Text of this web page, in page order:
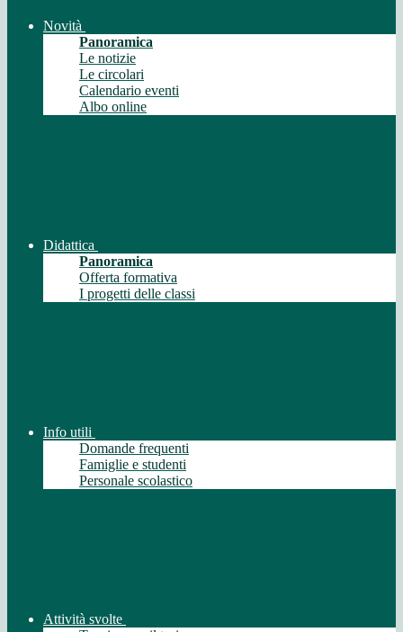
Novità
Panoramica
Le notizie
Le circolari
Calendario eventi
Albo online
Didattica
Panoramica
Offerta formativa
I progetti delle classi
Info utili
Domande frequenti
Famiglie e studenti
Personale scolastico
Attività svolte